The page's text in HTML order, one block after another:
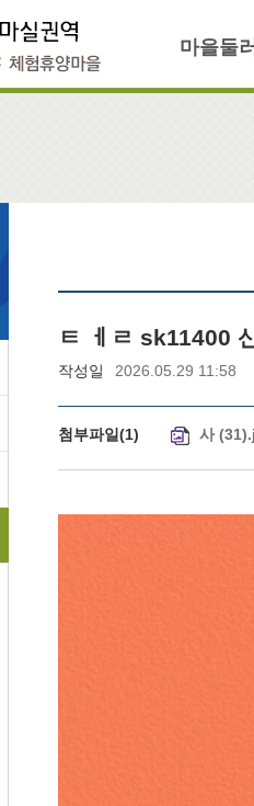
마을둘
ㅌ ㅔㄹ sk11400
작성일 2026.05.29 11:58
첨부파일(1) 사